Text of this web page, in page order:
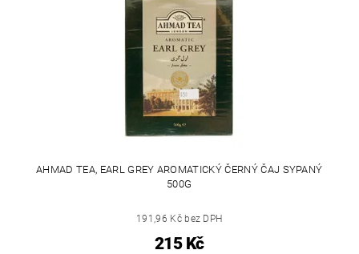
AHMAD TEA, EARL GREY AROMATICKÝ ČERNÝ ČAJ SYPANÝ
500G
191,96 Kč bez DPH
215 Kč